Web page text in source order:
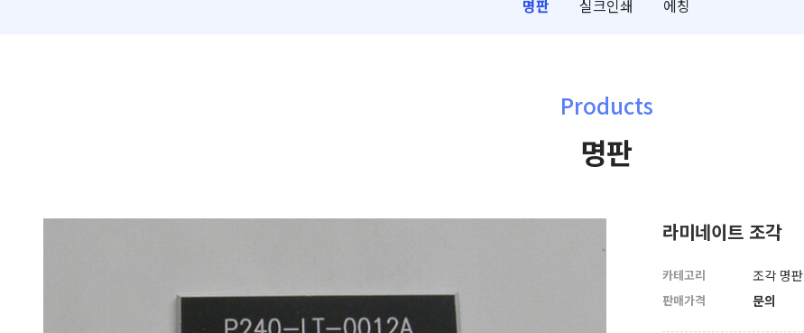
명판 실크인쇄 에칭
Products
명판
라미네이트 조각
카테고리 조각 명판
판매가격